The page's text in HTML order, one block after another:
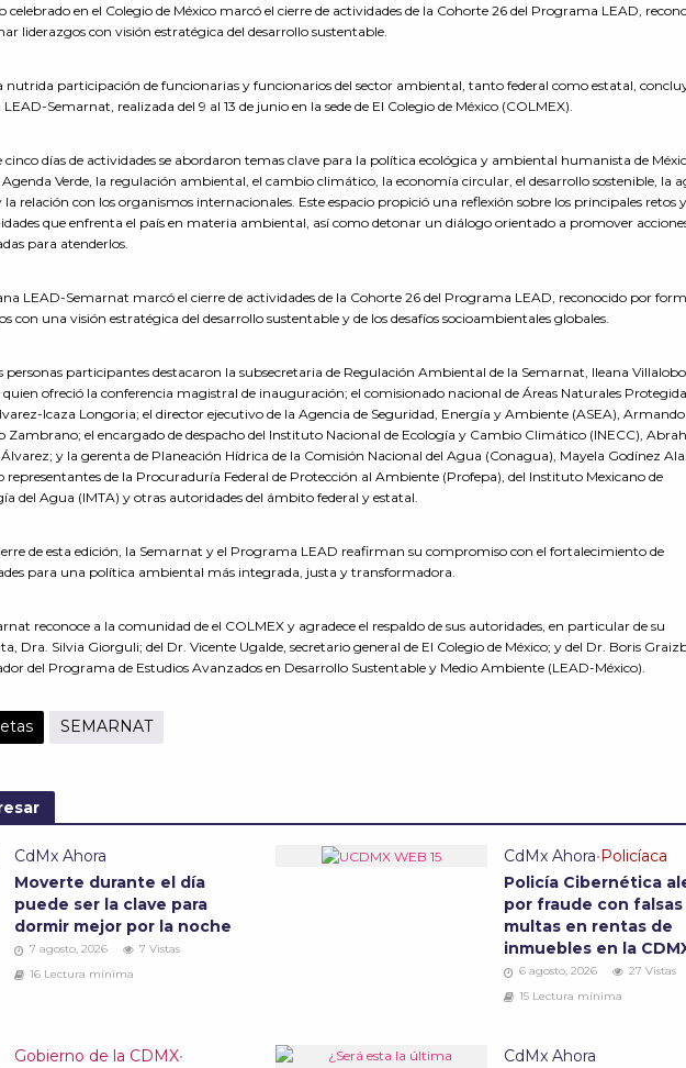
celebrado en el Colegio de México marcó el cierre de actividades de la Cohorte 26 del Programa LEAD,
liderazgos con visión estratégica del desarrollo sustentable.
nutrida participación de funcionarias y funcionarios del sector ambiental, tanto federal como estatal,
LEAD-Semarnat, realizada del 9 al 13 de junio en la sede de El Colegio de México (COLMEX).
días de actividades se abordaron temas clave para la política ecológica y ambiental humanista de
Verde, la regulación ambiental, el cambio climático, la economía circular, el desarrollo sostenible, la
la relación con los organismos internacionales. Este espacio propició una reflexión sobre los principales retos y
que enfrenta el país en materia ambiental, así como detonar un diálogo orientado a promover
para atenderlos.
LEAD-Semarnat marcó el cierre de actividades de la Cohorte 26 del Programa LEAD, reconocido por
con una visión estratégica del desarrollo sustentable y de los desafíos socioambientales globales.
personas participantes destacaron la subsecretaria de Regulación Ambiental de la Semarnat, Ileana
quien ofreció la conferencia magistral de inauguración; el comisionado nacional de Áreas Naturales
Icaza Longoria; el director ejecutivo de la Agencia de Seguridad, Energía y Ambiente (ASEA), Armando
Zambrano; el encargado de despacho del Instituto Nacional de Ecología y Cambio Climático (INECC),
y la gerenta de Planeación Hídrica de la Comisión Nacional del Agua (Conagua), Mayela Godínez
representantes de la Procuraduría Federal de Protección al Ambiente (Profepa), del Instituto Mexicano de
del Agua (IMTA) y otras autoridades del ámbito federal y estatal.
de esta edición, la Semarnat y el Programa LEAD reafirman su compromiso con el fortalecimiento de
para una política ambiental más integrada, justa y transformadora.
reconoce a la comunidad de el COLMEX y agradece el respaldo de sus autoridades, en particular de su
Dra. Silvia Giorguli; del Dr. Vicente Ugalde, secretario general de El Colegio de México; y del Dr. Boris
del Programa de Estudios Avanzados en Desarrollo Sustentable y Medio Ambiente (LEAD-México).
SEMARNAT
CdMx Ahora
Moverte durante el día
puede ser la clave para
dormir mejor por la noche
7 agosto, 2026
7 Vistas
16 Lectura mínima
CdMx Ahora•Policíaca
Policía Cibernética
por fraude con falsas
multas en rentas de
inmuebles en la
6 agosto, 2026
27 Vistas
15 Lectura mínima
Gobierno de la CDMX•
CdMx Ahora